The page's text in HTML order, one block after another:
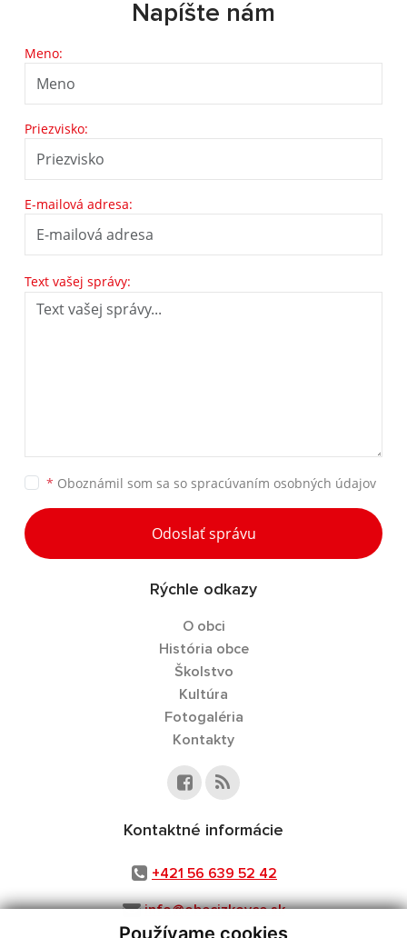
Používame cookies
Napíšte nám
Meno:
Priezvisko:
E-mailová adresa:
Text vašej správy:
* Oboznámil som sa so spracúvaním osobných údajov
Odoslať správu
Rýchle odkazy
O obci
História obce
Školstvo
Kultúra
Fotogaléria
Kontakty
Kontaktné informácie
+421 56 639 52 42
info@obecizkovce.sk